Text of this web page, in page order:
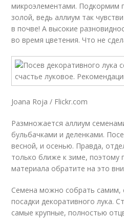
микроэлементами. Подкормим
золой, ведь аллиум так
в почве! А высокие
во время цветения. Что не
Joana Roja / Flickr.com
Размножается аллиум
бульбачками и деленками.
весной, и осенью. Правда,
только ближе к зиме, поэтому
материала обратите на это
Семена можно собрать самим,
посадки декоративного лука.
самые крупные, полностью